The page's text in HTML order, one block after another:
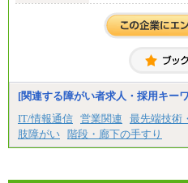
いません。
※一般事務職種（
金額を最低額とし、
たします。
下記は新卒採用の
記を再下限として
（1）【正社員】一
0円（大学卒）
（2）【正社員】総
[関連する障がい者求人・採用キー
IT/情報通信 営業関連 最先端技術
肢障がい 階段・廊下の手すり